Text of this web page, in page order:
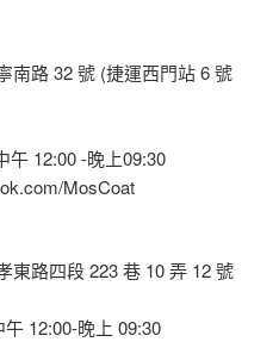
南路 32 號 (捷運西門站 6 號
午 12:00 -晚上09:30
MosCoat
東路四段 223 巷 10 弄 12 號
12:00-晚上 09:30